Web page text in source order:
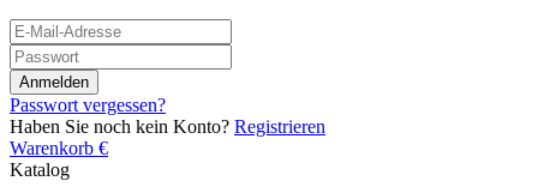
Passwort vergessen?
Haben Sie noch kein Konto? Registrieren
Warenkorb €
Katalog